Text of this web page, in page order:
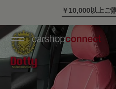
￥10,000以上ご